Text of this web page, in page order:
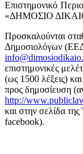
Επιστημονικό
«ΔΗΜΟΣΙΟ
Προσκαλούνται
Δημοσιολόγων
επιστημονικές
(ως 1500 λέξεις)
προς δημοσίευση
http://
και στην σελίδα
facebook).